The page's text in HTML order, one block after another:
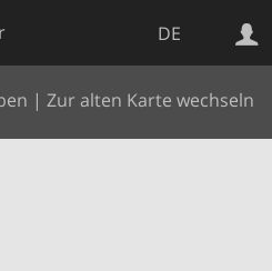
DE
| Zur alten Karte wechseln